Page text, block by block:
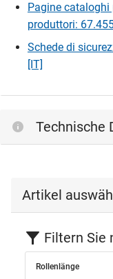
Pagine
produttori:
Schede di
[IT]
Technische
Artikel
Filtern Sie
Rollenlänge